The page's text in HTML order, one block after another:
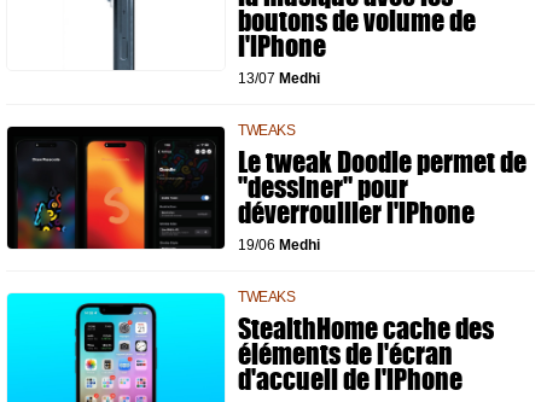
boutons de volume de
l'iPhone
13/07 Medhi
TWEAKS
Le tweak Doodle permet de
"dessiner" pour
déverrouiller l'iPhone
19/06 Medhi
TWEAKS
StealthHome cache des
éléments de l'écran
d'accueil de l'iPhone